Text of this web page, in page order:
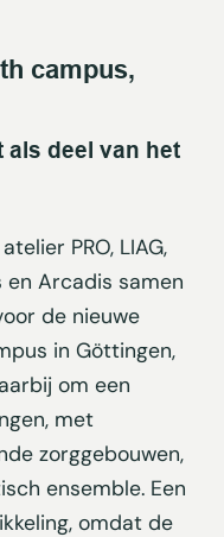
campus,
als deel van het
PRO, LIAG,
Arcadis samen
de nieuwe
in Göttingen,
om een
met
zorggebouwen,
ensemble. Een
omdat de